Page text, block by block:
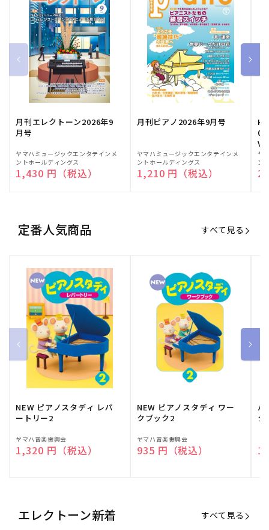
月刊エレクトーン2026年9
月号
販
売
元:
ヤマハミュージックエンタテインメ
ントホールディングス
通常価格
1,430 円（税込）
月刊ピアノ2026年9月号
販
売
元:
ヤマハミュージックエンタテインメ
ントホールディングス
通常価格
1,210 円（税込）
販
売
元:
ヤ
ン
定番人気商品 すべて見る
NEW ピアノスタディ レパ
ートリー2
販
売
ヤマハ音楽振興会
通常価格
1,320 円（税込）
NEW ピアノスタディ ワー
クブック2
販
売
ヤマハ音楽振興会
通常価格
935 円（税込）
バ
ク
売
エレクトーン新着 すべて見る